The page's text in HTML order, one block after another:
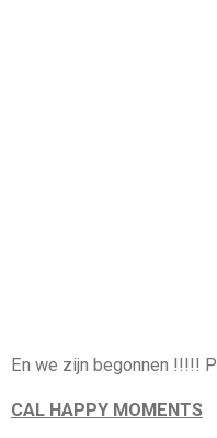
En we zijn begonnen !!!!!
CAL HAPPY MOMENTS